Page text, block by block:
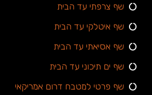
שף צרפתי עד הבית
שף איטלקי עד הבית
שף אסיאתי עד הבית
שף ים תיכוני עד הבית
שף פרטי למטבח דרום אמריקאי